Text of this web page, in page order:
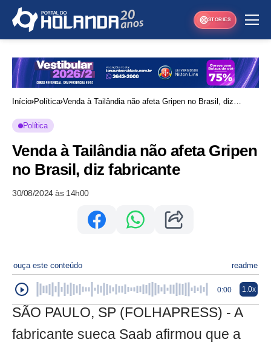
STORIES
Início Política Venda à Tailândia não afeta Gripen no Brasil, diz
Política
Venda à Tailândia não afeta Gripen
no Brasil, diz fabricante
30/08/2024 às 14h00
ouça este conteúdo readme
0:00 1.0x
SÃO PAULO, SP (FOLHAPRESS) - A
fabricante sueca Saab afirmou que a